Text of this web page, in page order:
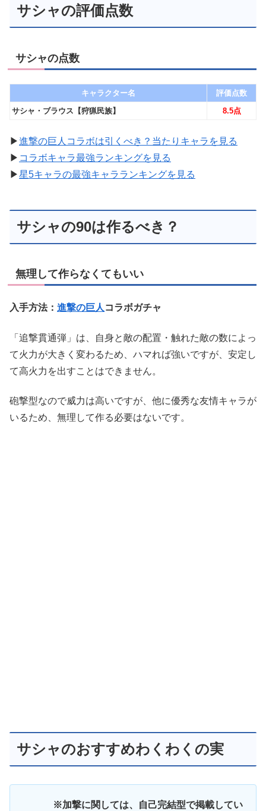
サシャの評価点数
サシャの点数
キャラクター名
評価点数
サシャ・ブラウス【狩猟民族】
8.5点
▶︎進撃の巨人コラボは引くべき？当たりキャラを見る
▶︎ コラボキャラ最強ランキングを見る
▶︎星5キャラの最強キャラランキングを見る
サシャの90は作るべき？
無理して作らなくてもいい
入手方法： 進撃の巨人 コラボガチャ
「追撃貫通弾」は、自身と敵の配置・触れた敵の数によっ
て火力が大きく変わるため、ハマれば強いですが、安定し
て高火力を出すことはできません。
砲撃型なので威力は高いですが、他に優秀な友情キャラが
いるため、無理して作る必要はないです。
サシャのおすすめわくわくの実
※加撃に関しては、自己完結型で掲載してい